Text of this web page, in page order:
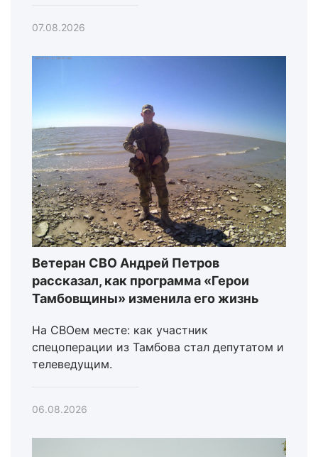
07.08.2026
Ветеран СВО Андрей Петров
рассказал, как программа «Герои
Тамбовщины» изменила его жизнь
На СВОем месте: как участник
спецоперации из Тамбова стал депутатом и
телеведущим.
06.08.2026